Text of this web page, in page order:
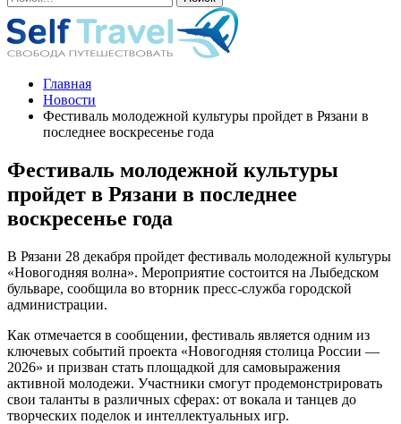
Главная
Новости
Фестиваль молодежной культуры пройдет в Рязани в
последнее воскресенье года
Фестиваль молодежной культуры
пройдет в Рязани в последнее
воскресенье года
В Рязани 28 декабря пройдет фестиваль молодежной культуры
«Новогодняя волна». Мероприятие состоится на Лыбедском
бульваре, сообщила во вторник пресс-служба городской
администрации.
Как отмечается в сообщении, фестиваль является одним из
ключевых событий проекта «Новогодняя столица России —
2026» и призван стать площадкой для самовыражения
активной молодежи. Участники смогут продемонстрировать
свои таланты в различных сферах: от вокала и танцев до
творческих поделок и интеллектуальных игр.